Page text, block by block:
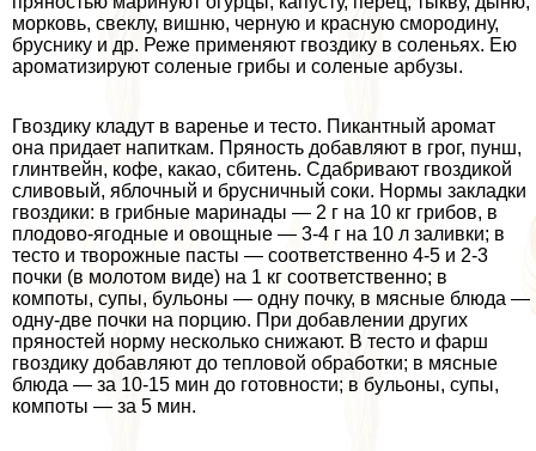
морковь, свеклу, вишню, черную и красную смородину,
бруснику и др. Реже применяют гвоздику в соленьях. Ею
ароматизируют соленые гри­бы и соленые арбузы.
Гвоздику кладут в варенье и тесто. Пикантный аромат
она придает напиткам. Пряность добавляют в грог, пунш,
глинтвейн, кофе, какао, сбитень. Сдабри­вают гвоздикой
сливовый, яблочный и брусничный соки. Нормы закладки
гвоздики: в грибные маринады — 2 г на 10 кг грибов, в
плодово-ягодные и овощные — 3-4 г на 10 л заливки; в
тесто и творожные пасты — соответственно 4-5 и 2-3
почки (в моло­том виде) на 1 кг соответственно; в
компоты, супы, бульоны — одну почку, в мясные блюда —
одну-две почки на порцию. При добавлении других
пряностей норму несколько снижают. В тесто и фарш
гвоздику добавляют до теп­ловой обработки; в мясные
блюда — за 10-15 мин до готовности; в бульоны, супы,
компоты — за 5 мин.